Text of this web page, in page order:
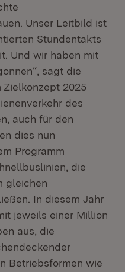
Unser Leitbild ist
Stundentakts
Und wir haben mit
sagt die
2025
des
auch für den
dies nun
Programm
die
gleichen
In diesem Jahr
jeweils einer Million
aus, die
Betriebsformen wie